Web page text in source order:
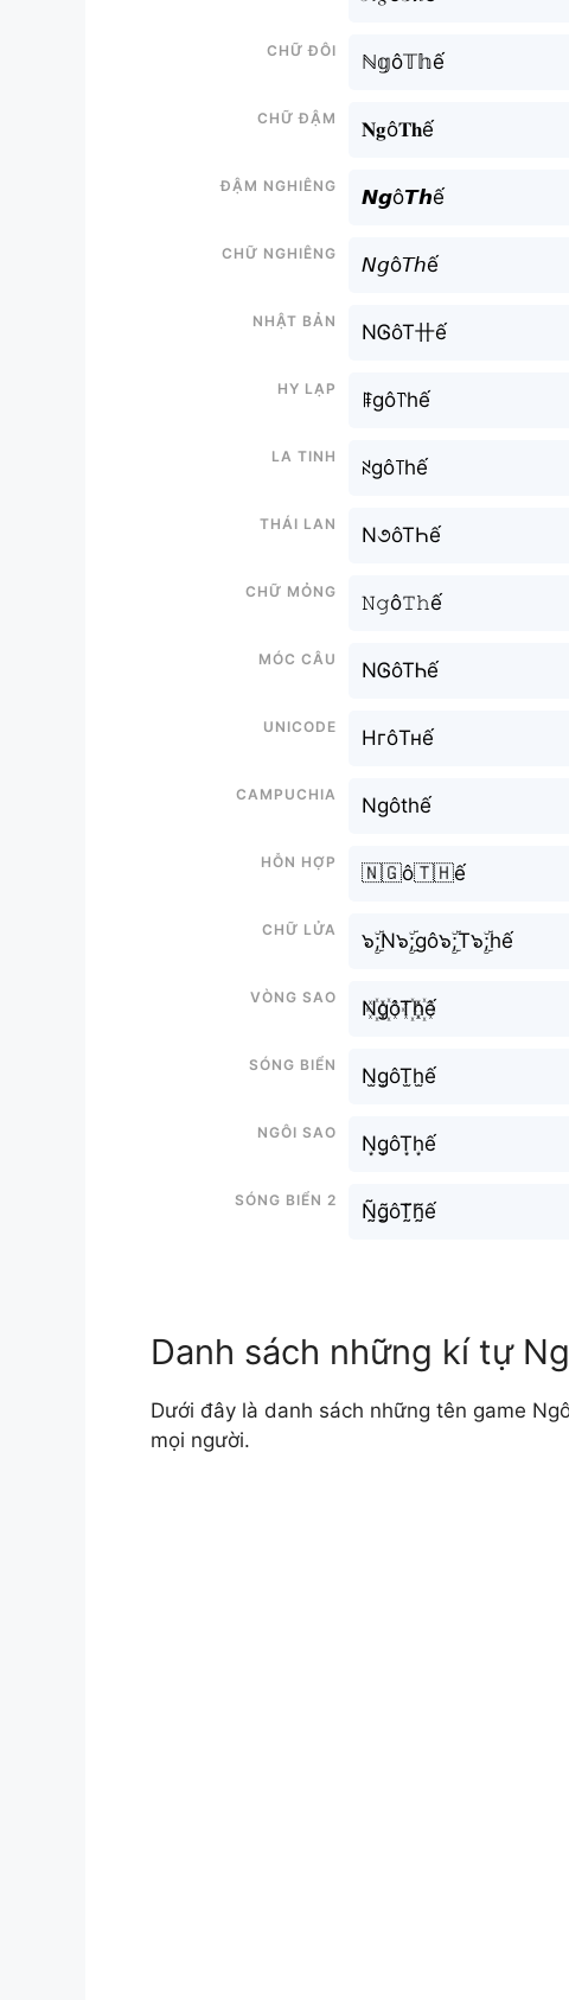
Chữ đôi
ℕ𝕘ô𝕋𝕙ế
Chữ đậm
𝐍𝐠ô𝐓𝐡ế
Đậm nghiêng
𝙉𝙜ô𝙏𝙝ế
Chữ nghiêng
𝘕𝘨ô𝘛𝘩ế
Nhật bản
NᎶôT卄ế
Hy lạp
ꁹgô꓅hế
La tinh
ꋊgô꓄hế
Thái lan
N૭ôTҺế
Chữ mỏng
𝙽𝚐ô𝚃𝚑ế
Móc câu
NᎶôTᏂế
Unicode
НгôТнế
Campuchia
Ngôthế
Hỗn hợp
🇳🇬ô🇹🇭ế
Chữ Lửa
๖ۣۜ;N๖ۣۜ;gô๖ۣۜ;T๖ۣۜ;hế
Vòng sao
N꙰g꙰ôT꙰h꙰ế
Sóng biển
N̫g̫ôT̫h̫ế
Ngôi sao
N͙g͙ôT͙h͙ế
Sóng biển 2
Ñ̰g̰̃ôT̰̃h̰̃ế
Danh sách những kí tự
Dưới đây là danh sách những tên game
mọi người.